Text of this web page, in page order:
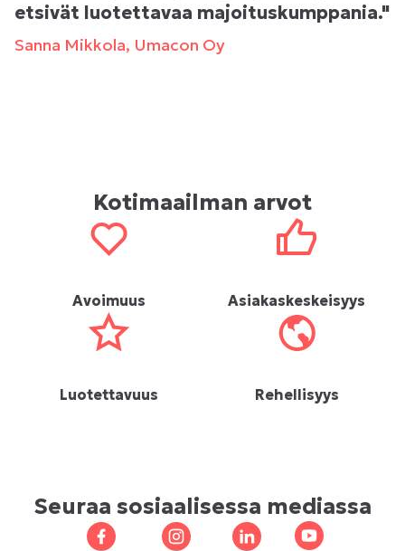
etsivät luotettavaa majoituskumppania."
Sanna Mikkola, Umacon Oy
Kotimaailman arvot
Avoimuus Asiakaskeskeisyys
Luotettavuus Rehellisyys
Seuraa sosiaalisessa mediassa